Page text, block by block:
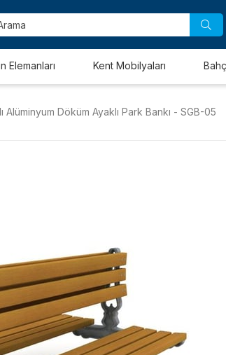
Elemanları Kent Mobilyaları
Alüminyum Döküm Ayaklı Park Bankı - SGB-05